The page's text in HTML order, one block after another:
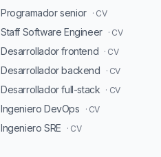
Programador senior · CV
Staff Software Engineer · CV
Desarrollador frontend · CV
Desarrollador backend · CV
Desarrollador full-stack · CV
Ingeniero DevOps · CV
Ingeniero SRE · CV